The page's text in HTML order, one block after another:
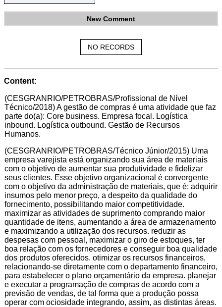
New Comment
NO RECORDS
Content:
(CESGRANRIO/PETROBRAS/Profissional de Nível
Técnico/2018) A gestão de compras é uma atividade que faz
parte do(a): Core business. Empresa focal. Logística
inbound. Logística outbound. Gestão de Recursos
Humanos.
(CESGRANRIO/PETROBRAS/Técnico Júnior/2015) Uma
empresa varejista está organizando sua área de materiais
com o objetivo de aumentar sua produtividade e fidelizar
seus clientes. Esse objetivo organizacional é convergente
com o objetivo da administração de materiais, que é: adquirir
insumos pelo menor preço, a despeito da qualidade do
fornecimento, possibilitando maior competitividade.
maximizar as atividades de suprimento comprando maior
quantidade de itens, aumentando a área de armazenamento
e maximizando a utilização dos recursos. reduzir as
despesas com pessoal, maximizar o giro de estoques, ter
boa relação com os fornecedores e conseguir boa qualidade
dos produtos oferecidos. otimizar os recursos financeiros,
relacionando-se diretamente com o departamento financeiro,
para estabelecer o plano orçamentário da empresa. planejar
e executar a programação de compras de acordo com a
previsão de vendas, de tal forma que a produção possa
operar com ociosidade integrando, assim, as distintas áreas.